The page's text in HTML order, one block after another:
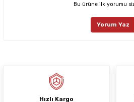
Ürün fiyatı diğer sitelerden daha pahalı.
Deneyimini
Bu ürüne ilk yorumu
Yorum Yaz
Hızlı Kargo